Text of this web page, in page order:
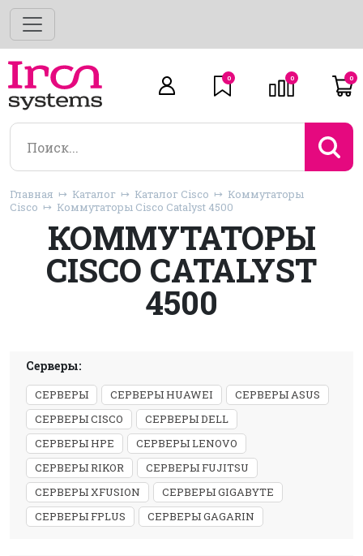
0 0 0
Главная Каталог Каталог Cisco
Коммутаторы
Cisco
Коммутаторы Cisco Catalyst 4500
КОММУТАТОРЫ
CISCO CATALYST
4500
Серверы:
СЕРВЕРЫ СЕРВЕРЫ HUAWEI
СЕРВЕРЫ ASUS
СЕРВЕРЫ CISCO
СЕРВЕРЫ DELL
СЕРВЕРЫ HPE
СЕРВЕРЫ LENOVO
СЕРВЕРЫ RIKOR
СЕРВЕРЫ FUJITSU
СЕРВЕРЫ XFUSION
СЕРВЕРЫ GIGABYTE
СЕРВЕРЫ FPLUS
СЕРВЕРЫ GAGARIN